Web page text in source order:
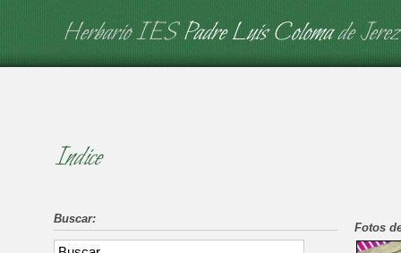
Herbario IES Padre Luis Colomade Jerez
Fotos
Indice
Buscar: